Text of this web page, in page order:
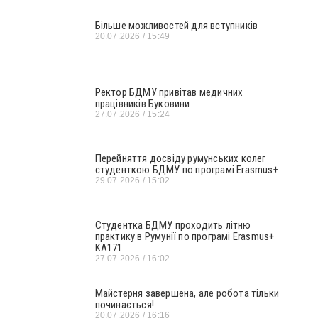
Більше можливостей для вступників
20.07.2026 15:49
Ректор БДМУ привітав медичних
працівників Буковини
27.07.2026 15:24
Перейняття досвіду румунських колег
студенткою БДМУ по програмі Erasmus+
29.07.2026 15:02
Студентка БДМУ проходить літню
практику в Румунії по програмі Erasmus+
KA171
27.07.2026 16:02
Майстерня завершена, але робота тільки
починається!
20.07.2026 16:16